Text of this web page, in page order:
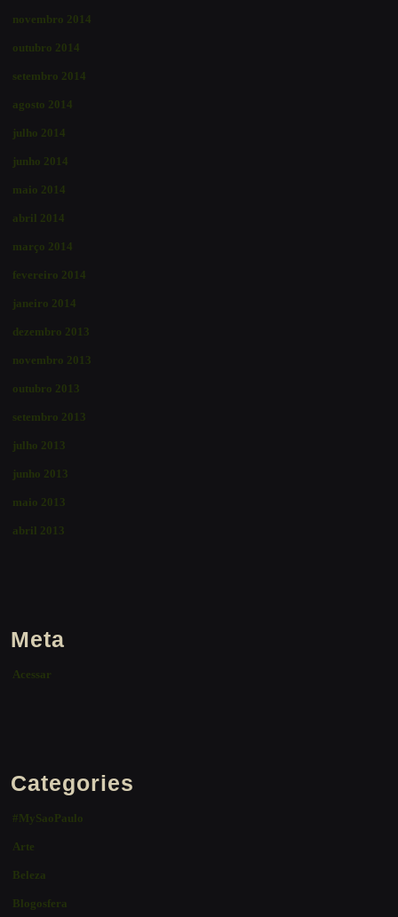
novembro 2014
outubro 2014
setembro 2014
agosto 2014
julho 2014
junho 2014
maio 2014
abril 2014
março 2014
fevereiro 2014
janeiro 2014
dezembro 2013
novembro 2013
outubro 2013
setembro 2013
julho 2013
junho 2013
maio 2013
abril 2013
Meta
Acessar
Categories
#MySaoPaulo
Arte
Beleza
Blogosfera